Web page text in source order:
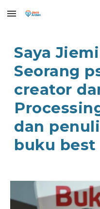
Skip to main content
Saya
Seorang
creator
dan
buku best